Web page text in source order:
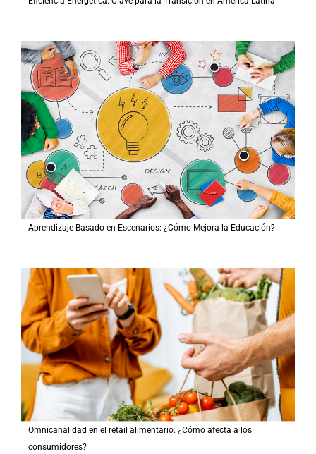
Aprendizaje Basado en Escenarios: ¿Cómo Mejora la Educación?
Omnicanalidad en el retail alimentario: ¿Cómo afecta a los
consumidores?